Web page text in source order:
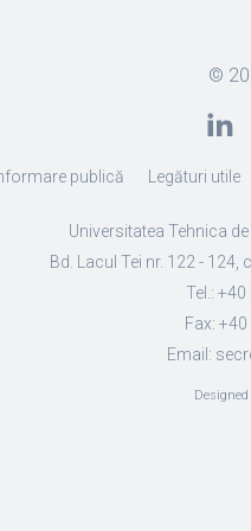
©
publică Legături utile
Universitatea Tehnica
Bd. Lacul Tei nr. 122 -
Tel.:
Fax:
Email: